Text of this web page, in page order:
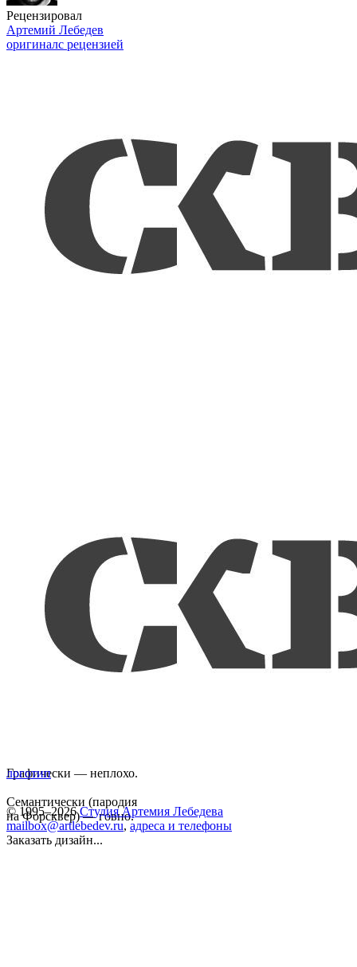
Рецензировал
Артемий Лебедев
оригиналс рецензией
Графически — неплохо.
Семантически (пародия
на Форсквер) — говно.
логотип
© 1995–2026 Студия Артемия Лебедева
mailbox@artlebedev.ru, адреса и телефоны
Заказать дизайн...